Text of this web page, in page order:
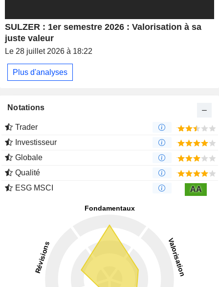
SULZER : 1er semestre 2026 : Valorisation à sa
juste valeur
Le 28 juillet 2026 à 18:22
Plus d'analyses
Notations
Trader
Investisseur
Globale
Qualité
ESG MSCI
AA